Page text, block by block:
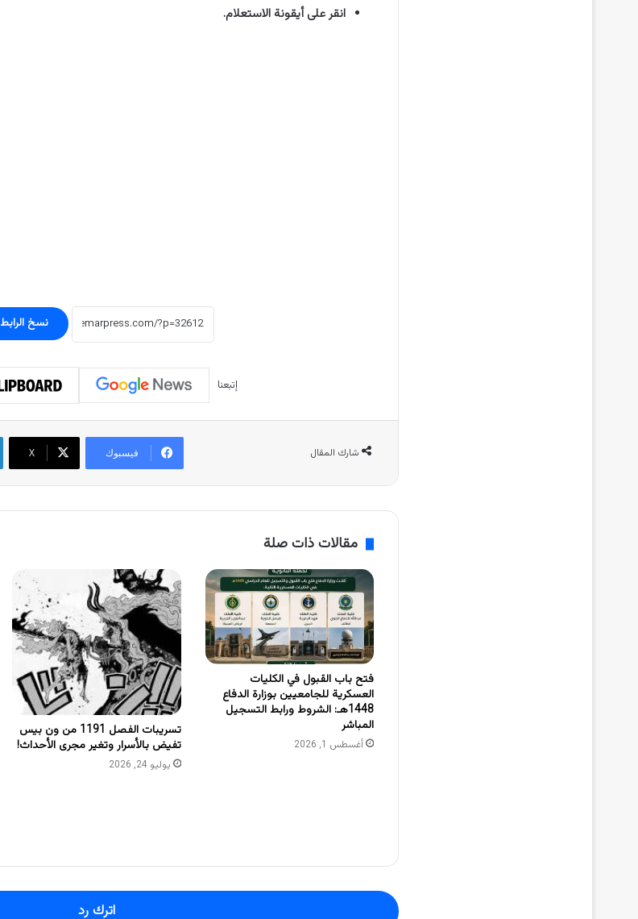
انقر على أيقونة الاستعلام.
نسخ الرابط
إتبعنا
شارك المقال فيسبوك ‫X
مقالات ذات صلة
فتح باب القبول في الكليات
العسكرية للجامعيين بوزارة الدفاع
1448هـ: الشروط ورابط التسجيل
المباشر
أغسطس 1, 2026
تسريبات الفصل 1191 من ون بيس
تفيض بالأسرار وتغير مجرى الأحداث!
يوليو 24, 2026
اترك رد